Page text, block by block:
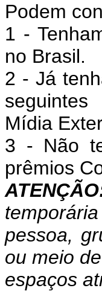
Podem
1 -
no Brasil.
2 - Já
Mídia
3 - Não
prêmios
pessoa,
ou meio
espaços